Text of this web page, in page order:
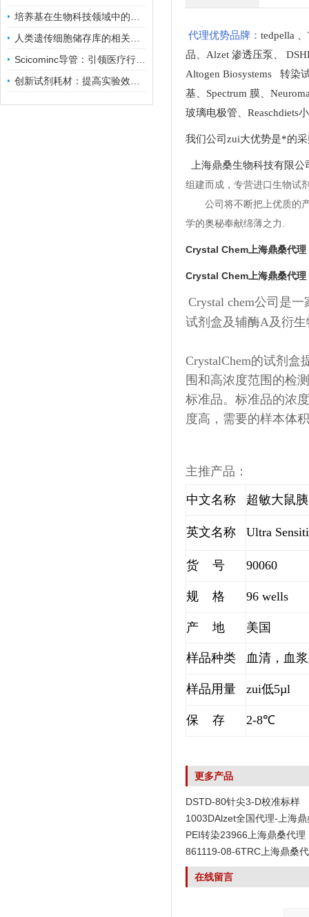
代理优势品牌： tedpella
品
Alzet 渗透压泵
Altogen Biosystems 转染
基
Spectrum 膜
玻璃电极管
Reaschdiets
我们公司zui大优势是*的
上海鼎桑生物科技有限公
组建而成，专营进口生物试
公司将不断把上优质的
学的奥秘奉献绵薄之力.
Crystal Chem上海鼎桑代理
Crystal Chem上海鼎桑代理
Crystal chem公司是
试剂盒及辅酶A及衍
CrystalChem的试剂
围和高浓度范围的检
标准品。标准品的浓
度高，需要的样本体
主推产品：
中文名称 超敏大鼠
英文名称 Ultra
货 号 90060
规 格 96 wells
产 地 美国
样品种类 血清，血
样品用量 zui低5µl
保 存 2-8℃
更多产品
DSTD-80针尖3-D校准标样
1003DAlzet全国代理-上海鼎
PEI转染23966上海鼎桑代理
861119-08-6TRC上海鼎桑
在线留言